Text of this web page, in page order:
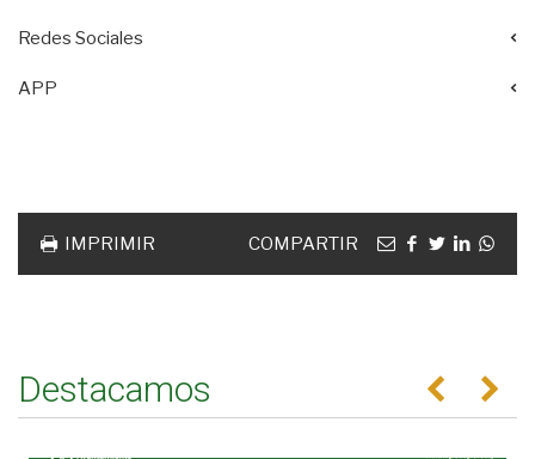
Redes Sociales
APP
IMPRIMIR COMPARTIR Emailfacebook
twitterlinkedin
Destacamos Anterior